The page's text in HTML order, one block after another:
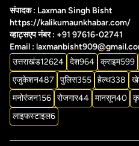
संपादक : Laxman Singh Bisht
https://kalikumaunkhabar.com/
व्हाट्सएप नंबर : +91 97616-02741
Email :
उत्तराखंड12624 देश964 क्राइम599
एजुकेशन487 पुलिस355 हेल्थ338
मनोरंजन156 रोजगार44 मानसून40
लाइफस्टाइल6